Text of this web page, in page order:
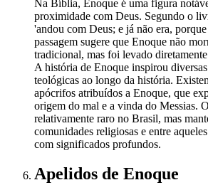
Na Bíblia, Enoque é uma figura
proximidade com Deus. Segundo o
'andou com Deus; e já não era,
passagem sugere que Enoque não
tradicional, mas foi levado
A história de Enoque inspirou
teológicas ao longo da história.
apócrifos atribuídos a Enoque, que
origem do mal e a vinda do Messias.
relativamente raro no Brasil, mas
comunidades religiosas e entre
com significados profundos.
Apelidos de Enoque